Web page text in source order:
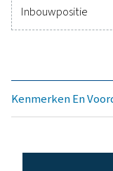
Meetmedium
Gassoorten
worden